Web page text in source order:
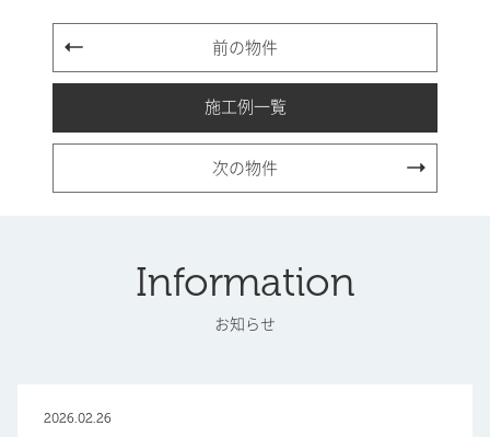
前の物件
施工例一覧
次の物件
Information
お知らせ
2026.02.26